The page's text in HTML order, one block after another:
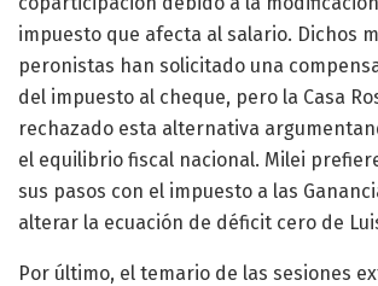
impuesto que afecta al salario. Dichos
peronistas han solicitado una
del impuesto al cheque, pero la Casa
rechazado esta alternativa
el equilibrio fiscal nacional. Milei
sus pasos con el impuesto a las
alterar la ecuación de déficit cero de
Por último, el temario de las sesiones